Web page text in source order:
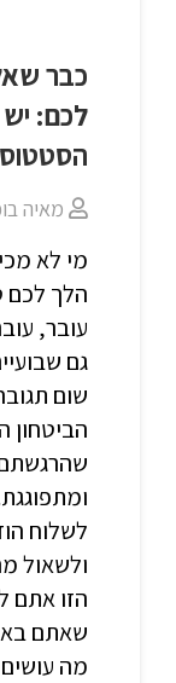
כבר
לכם:
מאיה
מי לא
הלך לכם
עובר,
גם
שום
הביטחון
לשלוח
ולשאול
הזו אתם
שאתם
מה